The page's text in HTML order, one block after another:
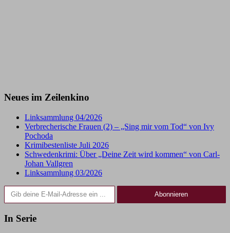
Neues im Zeilenkino
Linksammlung 04/2026
Verbrecherische Frauen (2) – „Sing mir vom Tod“ von Ivy
Pochoda
Krimibestenliste Juli 2026
Schwedenkrimi: Über „Deine Zeit wird kommen“ von Carl-
Johan Vallgren
Linksammlung 03/2026
Gib deine E-Mail-Adresse ein ...
Abonnieren
In Serie